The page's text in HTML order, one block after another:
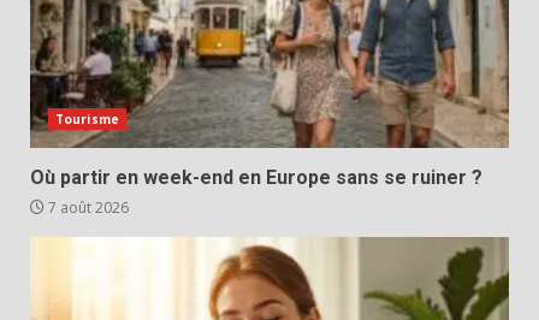
Tourisme
Où partir en week-end en Europe sans se ruiner ?
7 août 2026